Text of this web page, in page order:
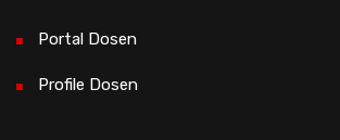
Portal Dosen
Profile Dosen